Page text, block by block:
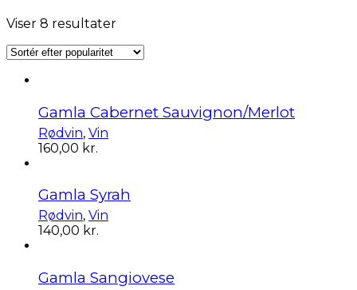
Viser 8 resultaterSorteret
popularitet
Gamla Cabernet Sauvignon/Merlot
Rødvin, Vin
160,00 kr.
Gamla Syrah
Rødvin, Vin
140,00 kr.
Gamla Sangiovese